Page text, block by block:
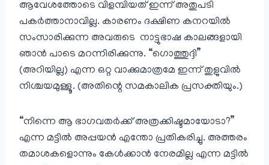
ആവേശത്തോടെ വിളമ്പിയത് ഇന്ന് അതുപടി
പകർത്താനാവില്ല. കാരണം ദക്ഷിണ കനറയിൽ
സംസാരിക്കുന്ന അവരുടെ നാട്ടുഭാഷ കാലങ്ങളായി
ഞാൻ പാടെ മറന്നിരിക്കുന്നു. “ഗൊത്തുദ്ദി”
(അറിയില്ല) എന്ന ഒറ്റ വാക്കുമാത്രമേ ഇന്ന് തുളുവിൽ
നിശ്ചയമുള്ളൂ. (അതിന്റെ സമകാലിക പ്രസക്തിയും.)
“നിന്നെ ആ ഭാഗവതർക്ക് അത്രക്കിഷ്ടമായോടാ?”
എന്ന മട്ടിൽ അപ്പയൻ എന്തോ പ്രതികരിച്ചു. അത്തരം
തമാശകളൊന്നും കേൾക്കാൻ നേരമില്ല എന്ന മട്ടിൽ